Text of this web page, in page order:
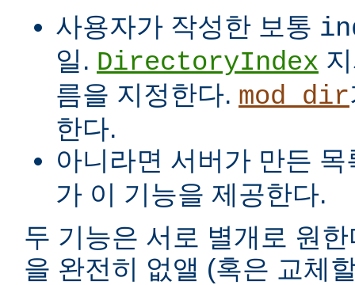
사용자가 작성한 보통
일. DirectoryIndex
름을 지정한다. mod_dir
한다.
아니라면 서버가 만든
가 이 기능을 제공한다.
두 기능은 서로 별개로 원
을 완전히 없앨 (혹은 교체